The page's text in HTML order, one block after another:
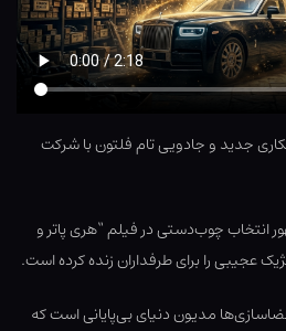
جدید و جادویی تام فلتون با شرکت
انتخاب چوب‌دستی در فیلم “هری پاتر و
عجیبی را برای طرفداران زنده کرده است.
مدیون دنیای بی‌پایانی است که